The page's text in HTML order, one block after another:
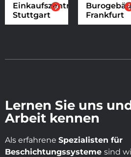
Einkaufszentrum
Stuttgart
Frankfurt
Lernen Sie uns
Arbeit kennen
Als erfahrene Spezialisten für
Beschichtungssysteme sind